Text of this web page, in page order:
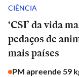
CIÊNCIA
‘CSI’ da vida
pedaços de
mais países
PM apreende 59